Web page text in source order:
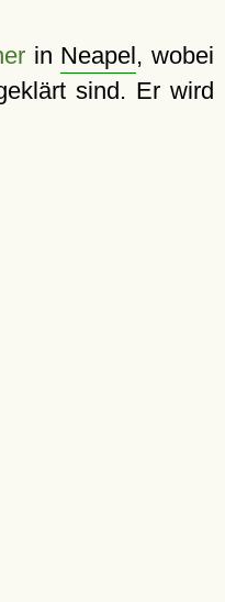
in Neapel, wobei
sind. Er wird